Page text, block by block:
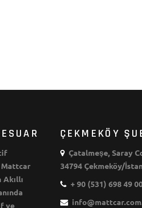
Mattcar
ve
ÇEKMEKÖY
Çatalmeşe, Saray
34794 Çekmeköy/
+ 90 (531) 698 49